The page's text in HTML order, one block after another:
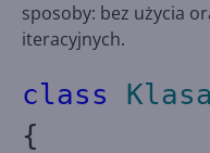
sposoby: bez użycia
iteracyjnych.
class
{